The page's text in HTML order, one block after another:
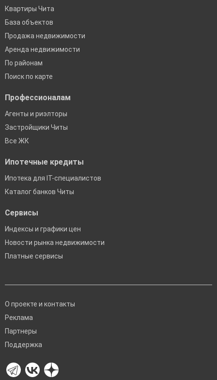
Квартиры Чита
База объектов
Продажа недвижимости
Аренда недвижимости
По районам
Поиск по карте
Профессионалам
Агенты и риэлторы
Застройщики Читы
Все ЖК
Ипотечные кредиты
Ипотека для IT-специалистов
Каталог банков Читы
Сервисы
Индексы и графики цен
Новости рынка недвижимости
Платные сервисы
О проекте и контакты
Реклама
Партнеры
Поддержка